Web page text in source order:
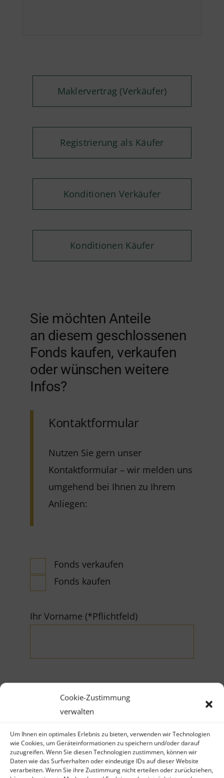
Cookie-Zustimmung
verwalten
Um Ihnen ein optimales Erlebnis zu bieten, verwenden wir Technologien
wie Cookies, um Geräteinformationen zu speichern und/oder darauf
zuzugreifen. Wenn Sie diesen Technologien zustimmen, können wir
Daten wie das Surfverhalten oder eindeutige IDs auf dieser Website
verarbeiten. Wenn Sie ihre Zustimmung nicht erteilen oder zurückziehen,
Maklervertrag (Verkäufer)
Registrierung als Käufer
Konditionen Verkäufer
Konditionen Käufer
Sie möchten Anteile
an diesem geschlossenen
Fonds kaufen, verkaufen
oder wünschen weitere
Infos?
Kontaktformular
Nutzen Sie gern unser
Kontaktformular – wir melden uns
umgehend bei Ihnen zu Ihrem
Anliegen:
Fonds verkaufen
Fonds kaufen
Ihr Vorname (*Pflichtfeld)
Ihr Nachname (*Pflichtfeld)
Firma